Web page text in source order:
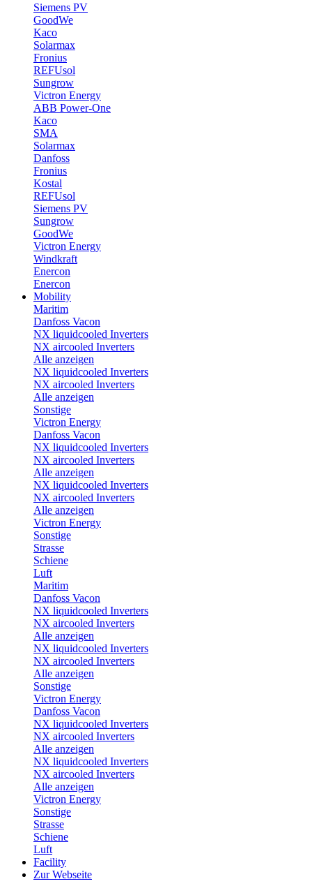
Siemens PV
GoodWe
Kaco
Solarmax
Fronius
REFUsol
Sungrow
Victron Energy
ABB Power-One
Kaco
SMA
Solarmax
Danfoss
Fronius
Kostal
REFUsol
Siemens PV
Sungrow
GoodWe
Victron Energy
Windkraft
Enercon
Enercon
Mobility
Maritim
Danfoss Vacon
NX liquidcooled Inverters
NX aircooled Inverters
Alle anzeigen
NX liquidcooled Inverters
NX aircooled Inverters
Alle anzeigen
Sonstige
Victron Energy
Danfoss Vacon
NX liquidcooled Inverters
NX aircooled Inverters
Alle anzeigen
NX liquidcooled Inverters
NX aircooled Inverters
Alle anzeigen
Victron Energy
Sonstige
Strasse
Schiene
Luft
Maritim
Danfoss Vacon
NX liquidcooled Inverters
NX aircooled Inverters
Alle anzeigen
NX liquidcooled Inverters
NX aircooled Inverters
Alle anzeigen
Sonstige
Victron Energy
Danfoss Vacon
NX liquidcooled Inverters
NX aircooled Inverters
Alle anzeigen
NX liquidcooled Inverters
NX aircooled Inverters
Alle anzeigen
Victron Energy
Sonstige
Strasse
Schiene
Luft
Facility
Zur Webseite